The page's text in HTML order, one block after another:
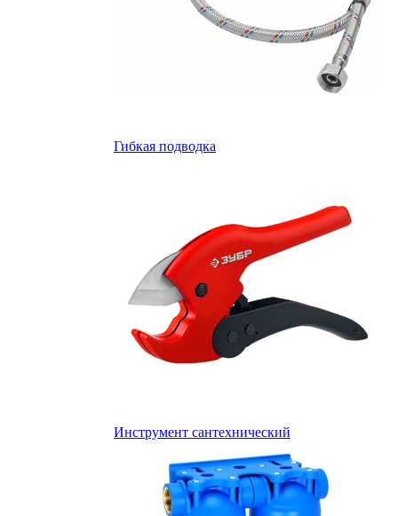
Гибкая подводка
Инструмент сантехнический